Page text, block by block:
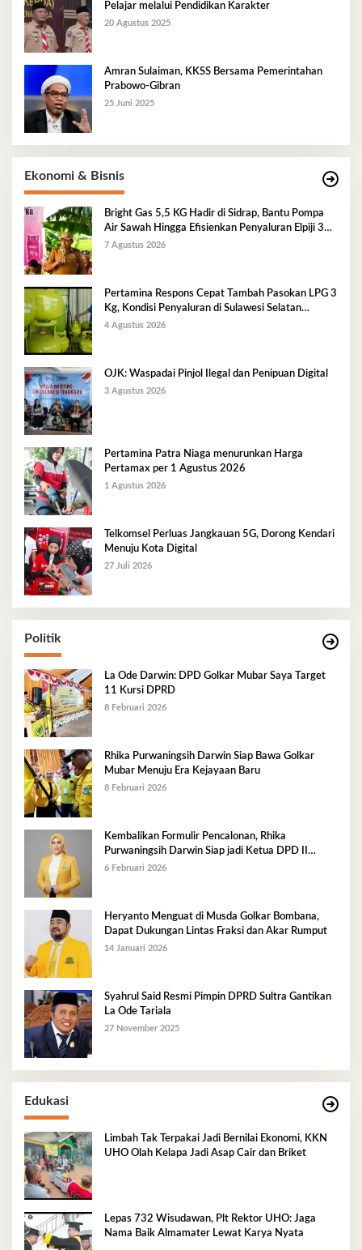
Pelajar melalui Pendidikan Karakter
20 Agustus 2025
Amran Sulaiman, KKSS Bersama Pemerintahan
Prabowo-Gibran
25 Juni 2025
Ekonomi & Bisnis
Bright Gas 5,5 KG Hadir di Sidrap, Bantu Pompa
Air Sawah Hingga Efisienkan Penyaluran Elpiji 3
Kg
7 Agustus 2026
Pertamina Respons Cepat Tambah Pasokan LPG 3
Kg, Kondisi Penyaluran di Sulawesi Selatan
Berlangsung Kondusif
4 Agustus 2026
OJK: Waspadai Pinjol Ilegal dan Penipuan Digital
3 Agustus 2026
Pertamina Patra Niaga menurunkan Harga
Pertamax per 1 Agustus 2026
1 Agustus 2026
Telkomsel Perluas Jangkauan 5G, Dorong Kendari
Menuju Kota Digital
27 Juli 2026
Politik
La Ode Darwin: DPD Golkar Mubar Saya Target
11 Kursi DPRD
8 Februari 2026
Rhika Purwaningsih Darwin Siap Bawa Golkar
Mubar Menuju Era Kejayaan Baru
8 Februari 2026
Kembalikan Formulir Pencalonan, Rhika
Purwaningsih Darwin Siap jadi Ketua DPD II
Golkar Mubar
6 Februari 2026
Heryanto Menguat di Musda Golkar Bombana,
Dapat Dukungan Lintas Fraksi dan Akar Rumput
14 Januari 2026
Syahrul Said Resmi Pimpin DPRD Sultra Gantikan
La Ode Tariala
27 November 2025
Edukasi
Limbah Tak Terpakai Jadi Bernilai Ekonomi, KKN
UHO Olah Kelapa Jadi Asap Cair dan Briket
Lepas 732 Wisudawan, Plt Rektor UHO: Jaga
Nama Baik Almamater Lewat Karya Nyata